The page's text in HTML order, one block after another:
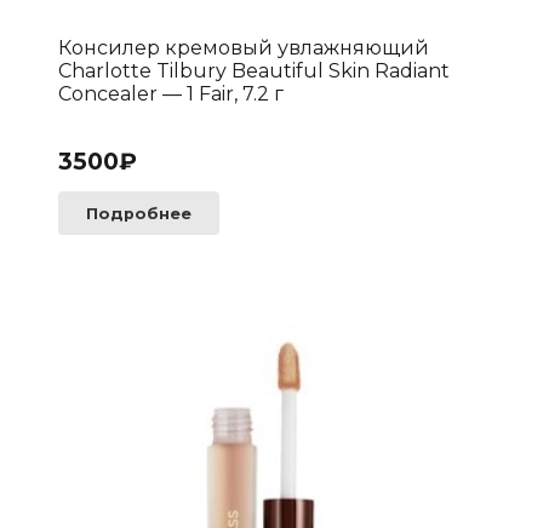
Консилер кремовый увлажняющий
Charlotte Tilbury Beautiful Skin Radiant
Concealer — 1 Fair, 7.2 г
3500₽
Подробнее